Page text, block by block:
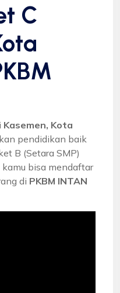
C
Kasemen, Kota
pendidikan baik
B (Setara SMP)
kamu bisa mendaftar
di PKBM INTAN